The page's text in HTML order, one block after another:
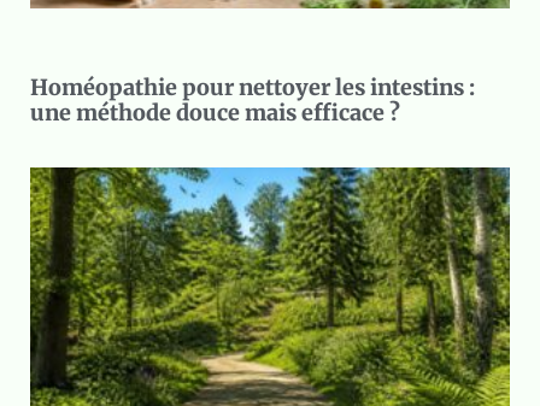
Homéopathie pour nettoyer les intestins :
une méthode douce mais efficace ?